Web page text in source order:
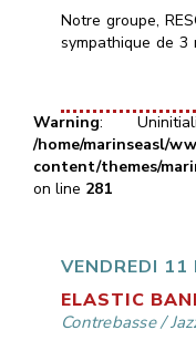
Notre groupe,
sympathique de 3
d’horizons
réinterprétons un
rock des
dynamiques
musiques plus
Head,
Warning:
/home/marinseasl/
content/themes/
on line 281
VENDREDI
ELASTIC
Contrebasse/